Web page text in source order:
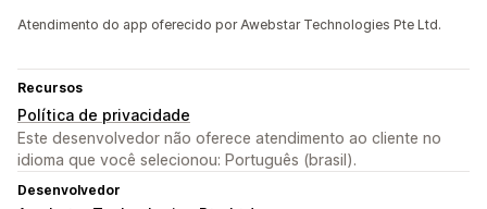
Atendimento do app oferecido por Awebstar Technologies Pte Ltd.
Recursos
Política de privacidade
Este desenvolvedor não oferece atendimento ao cliente no
idioma que você selecionou: Português (brasil).
Desenvolvedor